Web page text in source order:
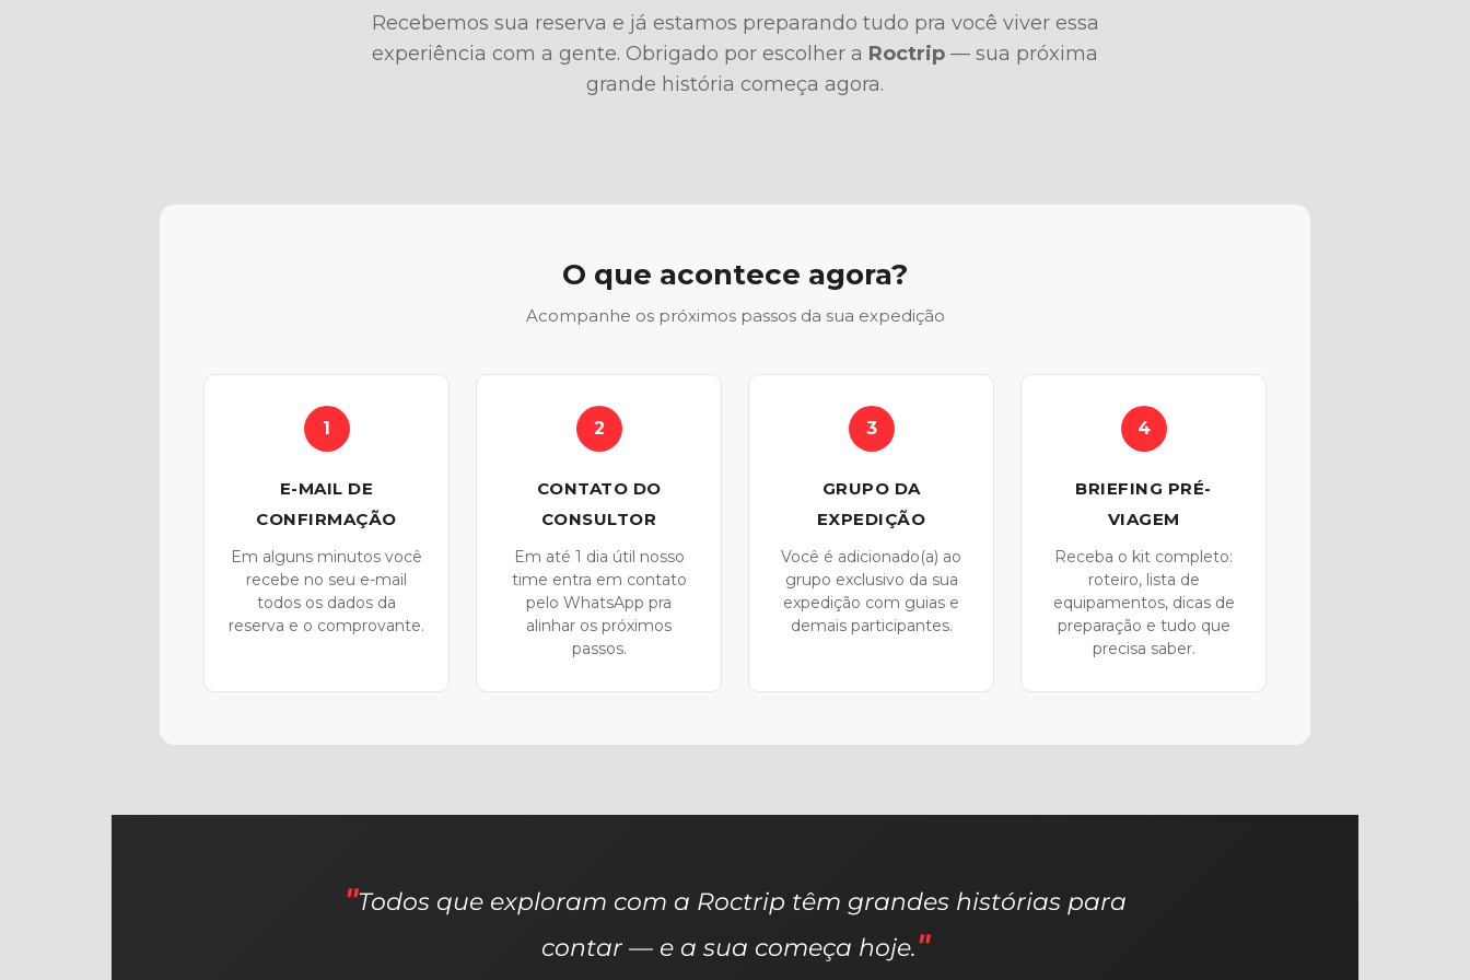
Recebemos sua reserva e já estamos preparando tudo pra você viver essa
experiência com a gente. Obrigado por escolher a Roctrip — sua próxima
grande história começa agora.
O que acontece agora?
Acompanhe os próximos passos da sua expedição
1
E-MAIL DE
CONFIRMAÇÃO
Em alguns minutos você
recebe no seu e-mail
todos os dados da
reserva e o comprovante.
2
CONTATO DO
CONSULTOR
Em até 1 dia útil nosso
time entra em contato
pelo WhatsApp pra
alinhar os próximos
passos.
3
GRUPO DA
EXPEDIÇÃO
Você é adicionado(a) ao
grupo exclusivo da sua
expedição com guias e
demais participantes.
4
BRIEFING PRÉ-
VIAGEM
Receba o kit completo:
roteiro, lista de
equipamentos, dicas de
preparação e tudo que
precisa saber.
Todos que exploram com a Roctrip têm grandes histórias para
contar — e a sua começa hoje.